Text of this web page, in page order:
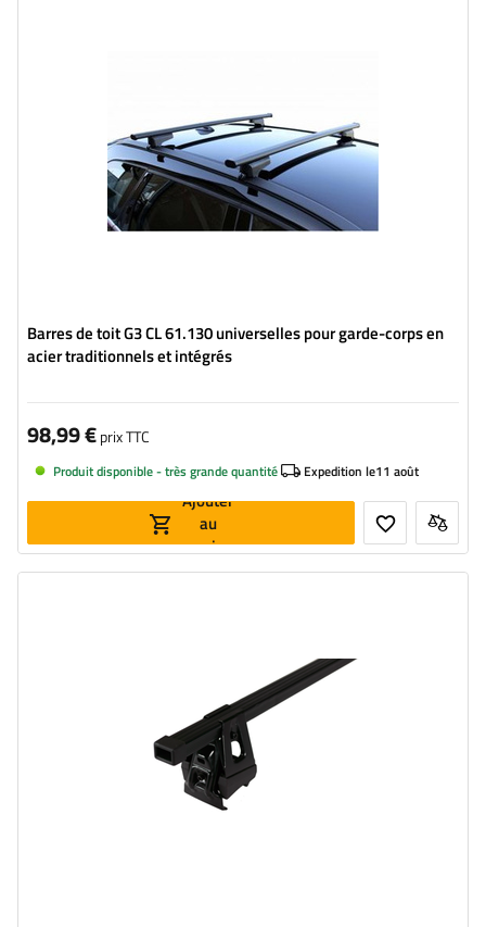
Barres de toit G3 CL 61.130 universelles pour garde-corps en
acier traditionnels et intégrés
98,99 €prix TTC
Produit disponible - très grande quantité Expedition le11 août
Ajouter
au
panier